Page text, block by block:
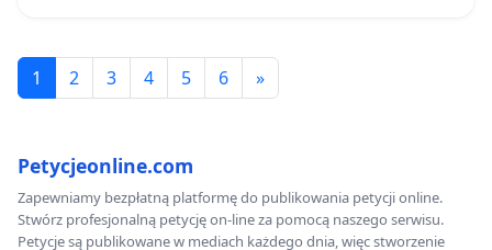
1 2 3 4 5 6 »
Petycjeonline.com
Zapewniamy bezpłatną platformę do publikowania petycji online.
Stwórz profesjonalną petycję on-line za pomocą naszego serwisu.
Petycje są publikowane w mediach każdego dnia, więc stworzenie